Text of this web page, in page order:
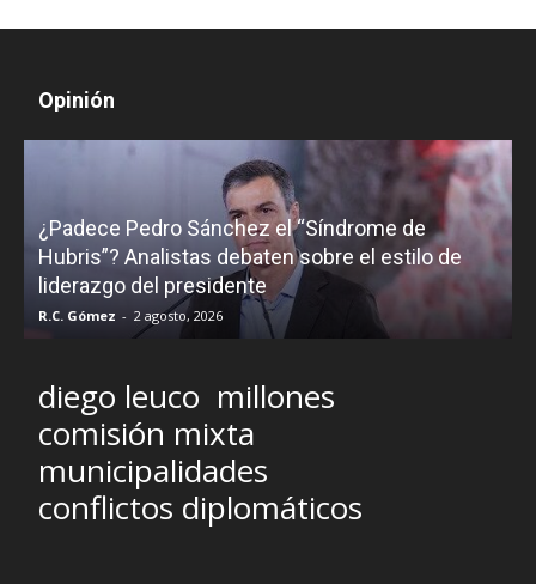
Opinión
¿Padece Pedro Sánchez el “Síndrome de
Hubris”? Analistas debaten sobre el estilo de
liderazgo del presidente
R.C. Gómez - 2 agosto, 2026
diego leuco millones
comisión mixta
municipalidades
conflictos diplomáticos